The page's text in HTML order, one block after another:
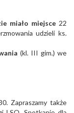
miało miejsce 22
udzieli ks.
(kl. III gim.) we
Zapraszamy także